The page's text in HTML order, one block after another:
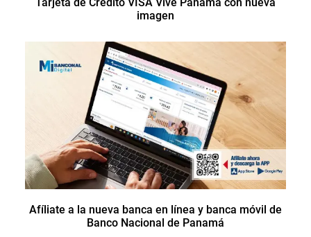
Tarjeta de Crédito VISA Vive Panamá con nueva
imagen
Afíliate a la nueva banca en línea y banca móvil de
Banco Nacional de Panamá